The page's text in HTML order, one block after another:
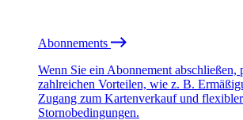
Abonnements
Wenn Sie ein Abonnement abschließen,
zahlreichen Vorteilen, wie z. B.
Zugang zum Kartenverkauf und
Stornobedingungen.